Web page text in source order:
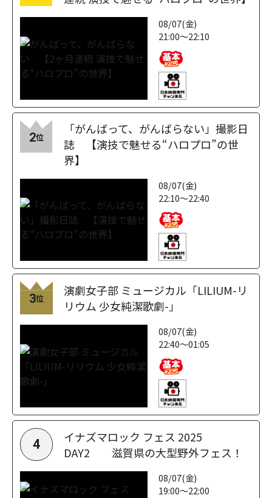
08/07(金)
21:00～22:10
2位
「がんばって、がんばらない」撮影日
誌 【演技で魅せる“ハロプロ”の世
界】
08/07(金)
22:10～22:40
3位
演劇女子部 ミュージカル「LILIUM-リ
リウム 少女純潔歌劇-」
08/07(金)
22:40～01:05
4
イナズマロック フェス 2025
DAY2 滋賀県の大型野外フェス！
08/07(金)
19:00～22:00